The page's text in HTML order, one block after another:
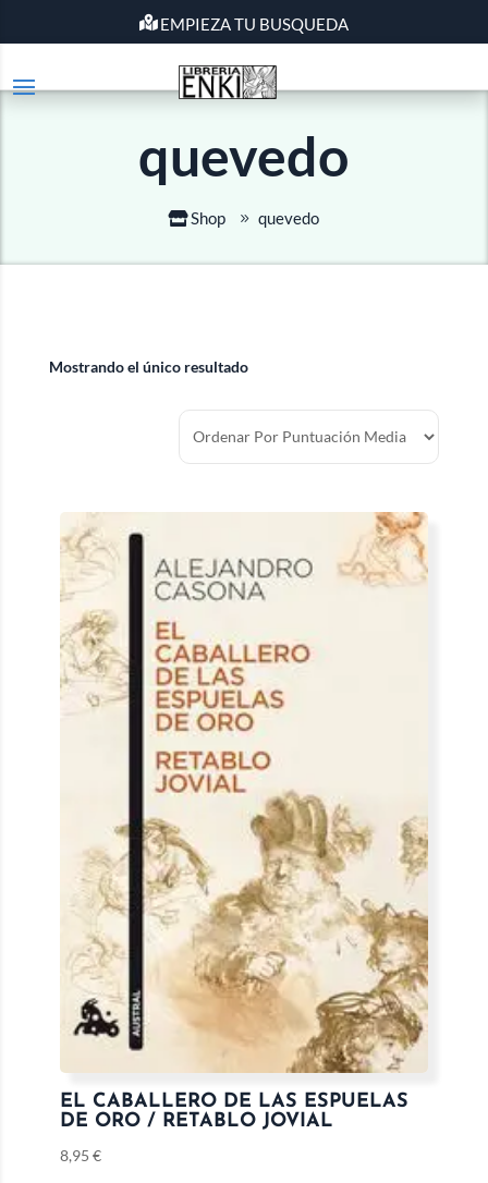
EMPIEZA TU BUSQUEDA
quevedo
Shop quevedo
Mostrando el único resultado
EL CABALLERO DE LAS ESPUELAS
DE ORO / RETABLO JOVIAL
8,95 €